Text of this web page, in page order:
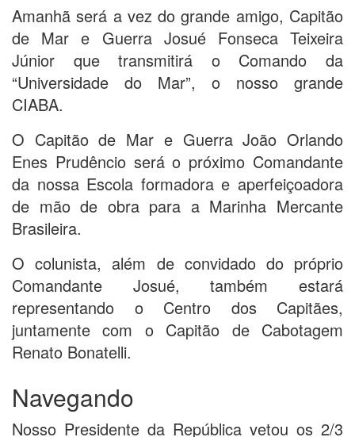
Amanhã será a vez do grande amigo, Capitão
de Mar e Guerra Josué Fonseca Teixeira
Júnior que transmitirá o Comando da
“Universidade do Mar”, o nosso grande
CIABA.
O Capitão de Mar e Guerra João Orlando
Enes Prudêncio será o próximo Comandante
da nossa Escola formadora e aperfeiçoadora
de mão de obra para a Marinha Mercante
Brasileira.
O colunista, além de convidado do próprio
Comandante Josué, também estará
representando o Centro dos Capitães,
juntamente com o Capitão de Cabotagem
Renato Bonatelli.
Navegando
Nosso Presidente da República vetou os 2/3